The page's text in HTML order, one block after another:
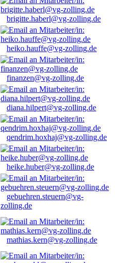
brigitte.haberl@vg-zolling.de
heiko.hauffe@vg-zolling.de
finanzen@vg-zolling.de
diana.hilpert@vg-zolling.de
qendrim.hoxhaj@vg-zolling.de
heike.huber@vg-zolling.de
gebuehren.steuern@vg-
zolling.de
mathias.kern@vg-zolling.de